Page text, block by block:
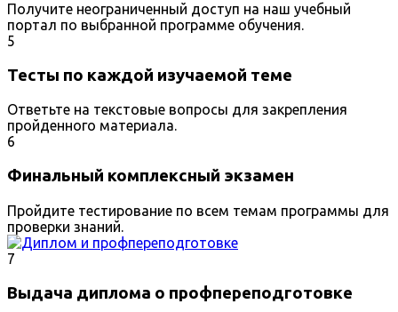
Получите неограниченный доступ на наш учебный
портал по выбранной программе обучения.
5
Тесты по каждой изучаемой теме
Ответьте на текстовые вопросы для закрепления
пройденного материала.
6
Финальный комплексный экзамен
Пройдите тестирование по всем темам программы для
проверки знаний.
7
Выдача диплома о профпереподготовке